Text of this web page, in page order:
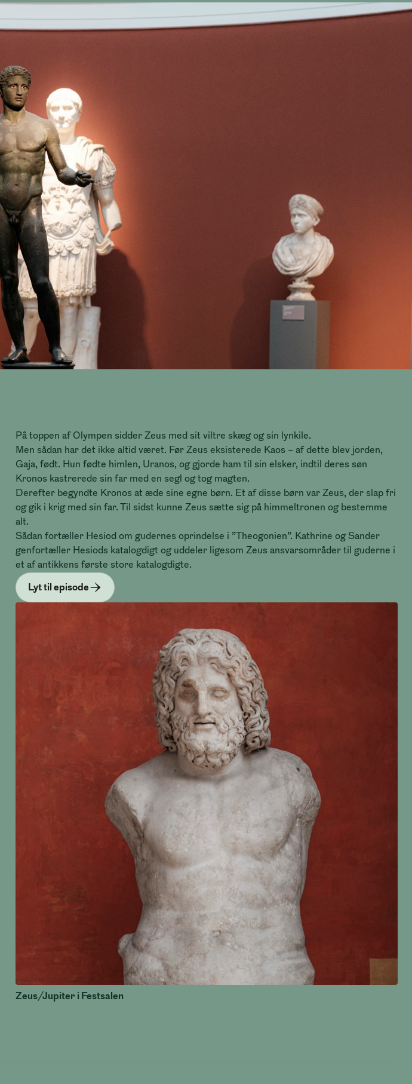
På toppen af Olympen sidder Zeus med sit viltre skæg og sin lynkile.
Men sådan har det ikke altid været. Før Zeus eksisterede Kaos – af dette blev jorden,
Gaja, født. Hun fødte himlen, Uranos, og gjorde ham til sin elsker, indtil deres søn
Kronos kastrerede sin far med en segl og tog magten.
Derefter begyndte Kronos at æde sine egne børn. Et af disse børn var Zeus, der slap fri
og gik i krig med sin far. Til sidst kunne Zeus sætte sig på himmeltronen og bestemme
alt.
Sådan fortæller Hesiod om gudernes oprindelse i ”Theogonien”. Kathrine og Sander
genfortæller Hesiods katalogdigt og uddeler ligesom Zeus ansvarsområder til guderne i
et af antikkens første store katalogdigte.
Lyt til episode
Zeus/Jupiter i Festsalen